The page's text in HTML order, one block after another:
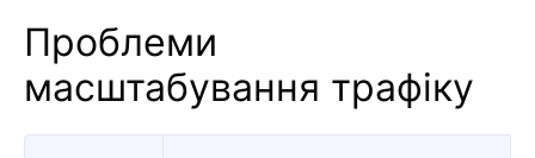
Проблеми
масштабування трафіку